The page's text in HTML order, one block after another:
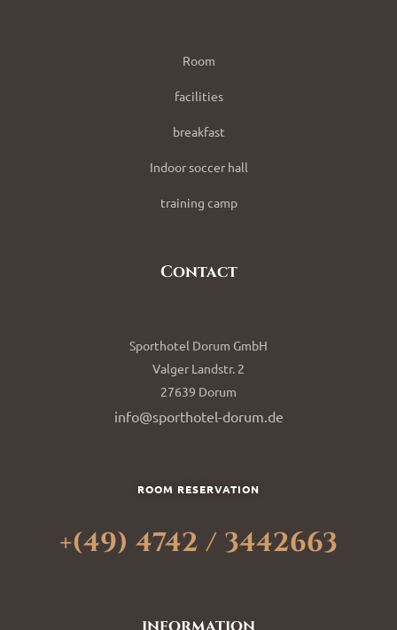
Room
facilities
breakfast
Indoor soccer hall
training camp
Contact
Sporthotel Dorum GmbH
Valger Landstr. 2
27639 Dorum
info@sporthotel-dorum.de
ROOM RESERVATION
+(49) 4742 / 3442663